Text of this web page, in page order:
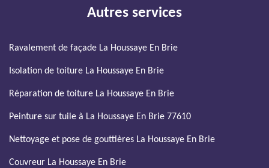
Autres services
Ravalement de façade La Houssaye En Brie
Isolation de toiture La Houssaye En Brie
Réparation de toiture La Houssaye En Brie
Peinture sur tuile à La Houssaye En Brie 77610
Nettoyage et pose de gouttières La Houssaye En Brie
Couvreur La Houssaye En Brie